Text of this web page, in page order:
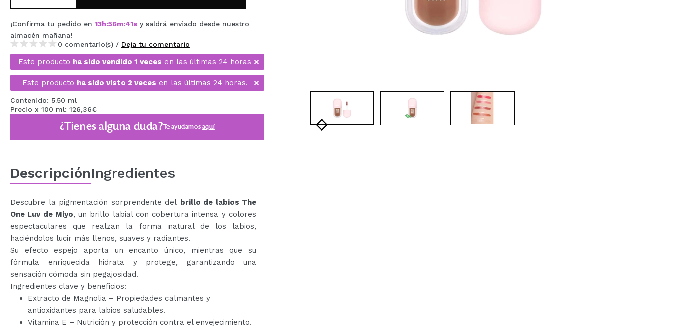
MAQUIFARMA
KOREA ZONE
TRAVEL SIZE
NATURE
OFERTAS
¡HAN VUELTO!
PRÓXIMAMENTE
BLOG
CREAR CUENTA
¡Confirma tu pedido en 13h:56m:40s y saldrá enviado desde nuestro
almacén mañana!
0 comentario(s) / Deja tu comentario
Este producto ha sido vendido 1 veces en las últimas 24 horas
Este producto ha sido visto 2 veces en las últimas 24 horas.
Contenido: 5.50 ml
Precio x 100 ml: 126,36€
¿Tienes alguna duda?Te ayudamosaquí
DescripciónIngredientes
Descubre la pigmentación sorprendente del brillo de labios The
One Luv de Miyo, un brillo labial con cobertura intensa y colores
espectaculares que realzan la forma natural de los labios,
haciéndolos lucir más llenos, suaves y radiantes.
Su efecto espejo aporta un encanto único, mientras que su
fórmula enriquecida hidrata y protege, garantizando una
sensación cómoda sin pegajosidad.
Ingredientes clave y beneficios:
Extracto de Magnolia – Propiedades calmantes y
antioxidantes para labios saludables.
Vitamina E – Nutrición y protección contra el envejecimiento.